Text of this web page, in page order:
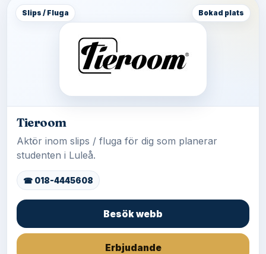
Slips / Fluga Bokad plats
Tieroom
Aktör inom slips / fluga för dig som planerar
studenten i Luleå.
☎ 018-4445608
Besök webb
Erbjudande